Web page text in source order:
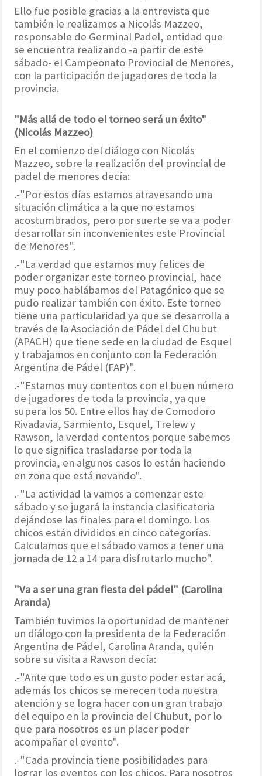
Ello fue posible gracias a la entrevista que
también le realizamos a Nicolás Mazzeo,
responsable de Germinal Padel, entidad que
se encuentra realizando -a partir de este
sábado- el Campeonato Provincial de Menores,
con la participación de jugadores de toda la
provincia.
"Más allá de todo el torneo será un éxito"
(Nicolás Mazzeo)
En el comienzo del diálogo con Nicolás
Mazzeo, sobre la realización del provincial de
padel de menores decía:
.-"Por estos días estamos atravesando una
situación climática a la que no estamos
acostumbrados, pero por suerte se va a poder
desarrollar sin inconvenientes este Provincial
de Menores".
.-"La verdad que estamos muy felices de
poder organizar este torneo provincial, hace
muy poco hablábamos del Patagónico que se
pudo realizar también con éxito. Este torneo
tiene una particularidad ya que se desarrolla a
través de la Asociación de Pádel del Chubut
(APACH) que tiene sede en la ciudad de Esquel
y trabajamos en conjunto con la Federación
Argentina de Pádel (FAP)".
.-"Estamos muy contentos con el buen número
de jugadores de toda la provincia, ya que
supera los 50. Entre ellos hay de Comodoro
Rivadavia, Sarmiento, Esquel, Trelew y
Rawson, la verdad contentos porque sabemos
lo que significa trasladarse por toda la
provincia, en algunos casos lo están haciendo
en zona que está nevando".
.-"La actividad la vamos a comenzar este
sábado y se jugará la instancia clasificatoria
dejándose las finales para el domingo. Los
chicos están divididos en cinco categorías.
Calculamos que el sábado vamos a tener una
jornada de 12 a 14 para disfrutarlo mucho".
"Va a ser una gran fiesta del pádel" (Carolina
Aranda)
También tuvimos la oportunidad de mantener
un diálogo con la presidenta de la Federación
Argentina de Pádel, Carolina Aranda, quién
sobre su visita a Rawson decía:
.-"Ante que todo es un gusto poder estar acá,
además los chicos se merecen toda nuestra
atención y se logra hacer con un gran trabajo
del equipo en la provincia del Chubut, por lo
que para nosotros es un placer poder
acompañar el evento".
.-"Cada provincia tiene posibilidades para
lograr los eventos con los chicos. Para nosotros